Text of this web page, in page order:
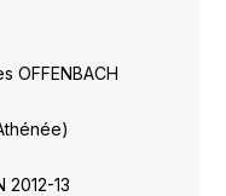
OFFENBACH
2012-13